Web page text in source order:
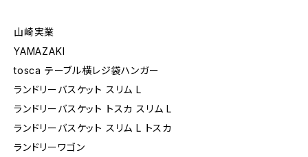
山崎実業
YAMAZAKI
tosca テーブル横レジ袋ハンガー
ランドリーバスケット スリム L
ランドリーバスケット トスカ スリム L
ランドリーバスケット スリム L トスカ
ランドリーワゴン